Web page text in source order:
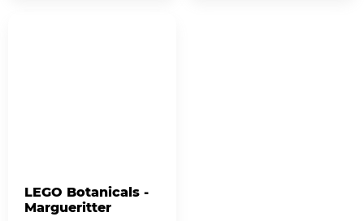
LEGO Botanicals -
Margueritter